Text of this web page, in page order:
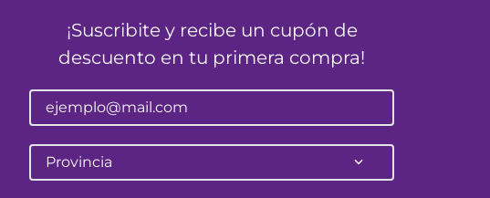
¡Suscribite y recibe un cupón de
descuento en tu primera compra!
Provincia